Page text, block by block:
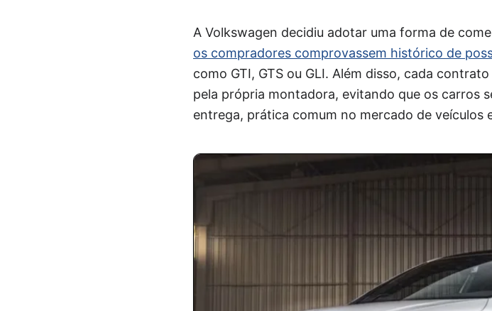
A Volkswagen decidiu adotar uma forma de
os compradores comprovassem histórico de
como GTI, GTS ou GLI. Além disso, cada
pela própria montadora, evitando que os carros
entrega, prática comum no mercado de veículos